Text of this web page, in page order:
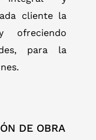
cliente la
ofreciendo
para la
DE OBRA